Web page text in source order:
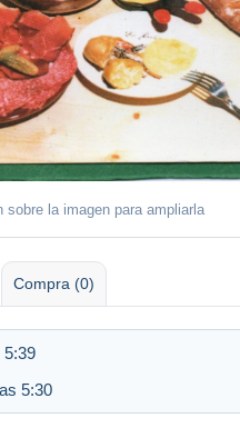
sobre la imagen para ampliarla
Compra (0)
5:39
5:30